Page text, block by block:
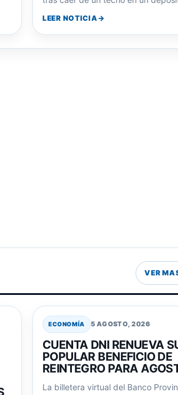
Un hombre resultó gravemente
tras caer de un techo en un
LEER NOTICIA
ECONOMÍA 5 AGOSTO, 2026
CUENTA DNI RENUEVA
POPULAR BENEFICIO DE
REINTEGRO PARA